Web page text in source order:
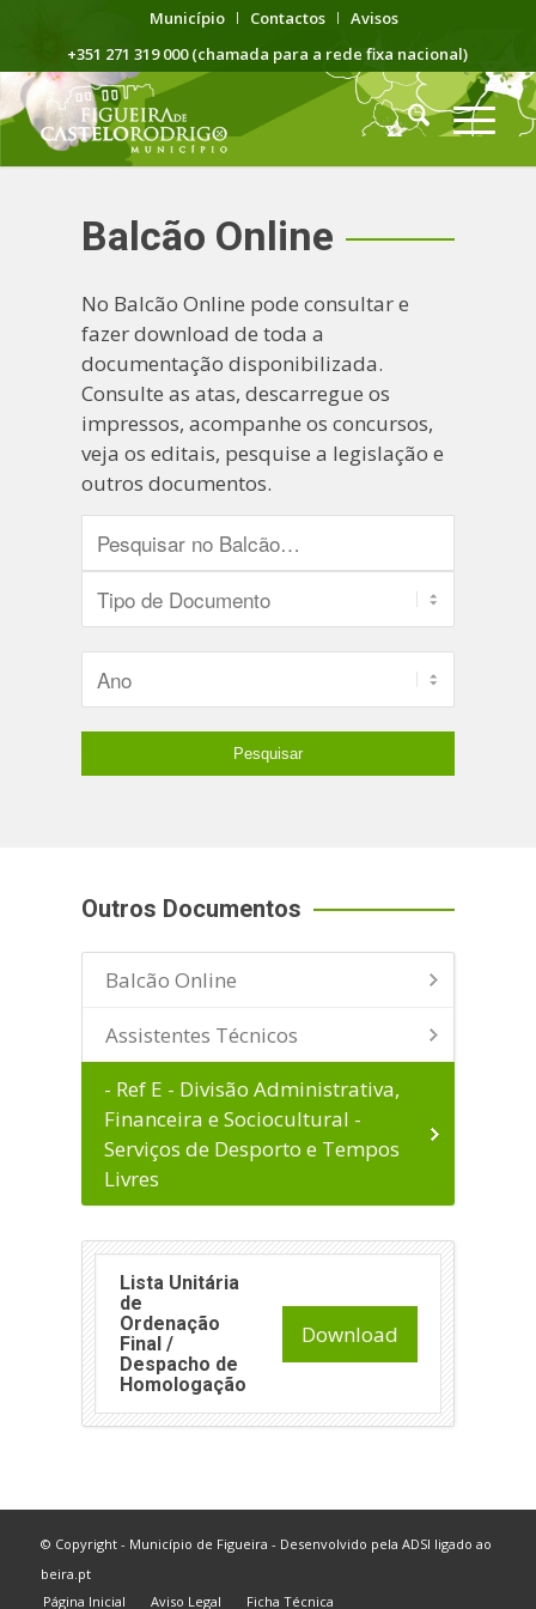
Município Contactos
Avisos
+351 271 319 000 (chamada para a rede fixa nacional)
Balcão Online
No Balcão Online pode consultar e
fazer download de toda a
documentação disponibilizada.
Consulte as atas, descarregue os
impressos, acompanhe os concursos,
veja os editais, pesquise a legislação e
outros documentos.
Outros Documentos
Balcão Online
Assistentes Técnicos
- Ref E - Divisão Administrativa,
Financeira e Sociocultural -
Serviços de Desporto e Tempos
Livres
Lista Unitária
de
Ordenação
Final /
Despacho de
Homologação
Download
© Copyright - Município de Figueira - Desenvolvido pela ADSI ligado ao
beira.pt
Página Inicial
Aviso Legal Ficha Técnica